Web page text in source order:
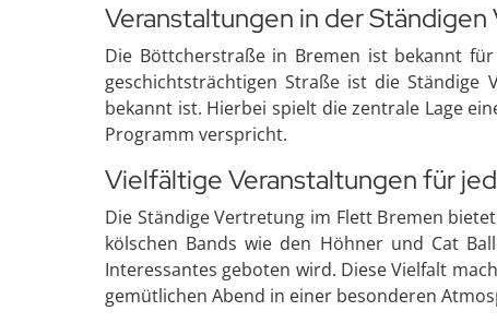
Veranstaltungen in der
Die Böttcherstraße in Bremen ist bekannt
geschichtsträchtigen Straße ist die
bekannt ist. Hierbei spielt die zentrale Lage
Programm verspricht.
Vielfältige Veranstaltungen für
Die Ständige Vertretung im Flett Bremen
kölschen Bands wie den Höhner und Cat
Interessantes geboten wird. Diese Vielfalt
gemütlichen Abend in einer besonderen